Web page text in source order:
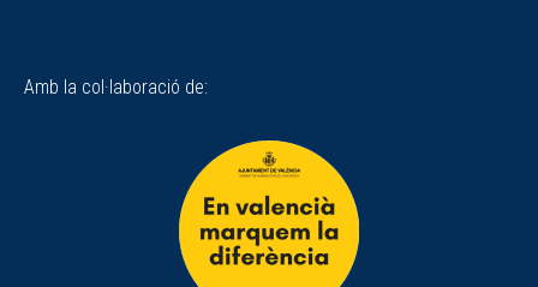
Amb la col·laboració de: